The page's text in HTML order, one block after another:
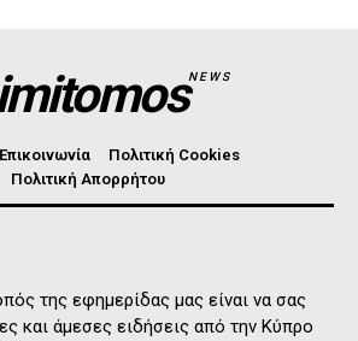
NEWS
Επικοινωνία
Πολιτική Cookies
Πολιτική Απορρήτου
της εφημερίδας μας είναι να σας
και άμεσες ειδήσεις από την Κύπρο